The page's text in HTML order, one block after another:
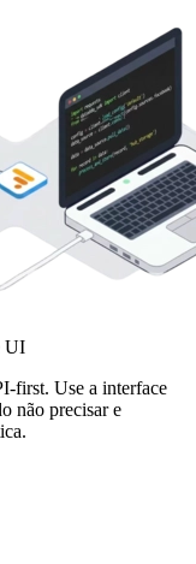
UI
first. Use a interface
não precisar e